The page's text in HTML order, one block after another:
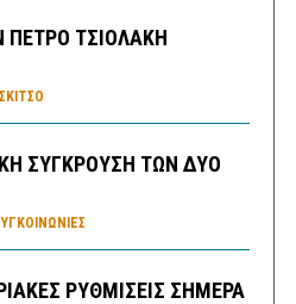
ΠΕΤΡΟ ΤΣΙΟΛΑΚΗ
ΣΥΓΚΡΟΥΣΗ ΤΩΝ ΔΥΟ
ΡΥΘΜΙΣΕΙΣ ΣΗΜΕΡΑ